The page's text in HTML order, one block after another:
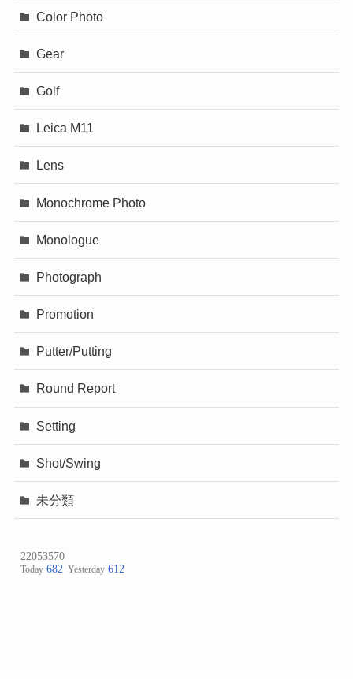
Color Photo
Gear
Golf
Leica M11
Lens
Monochrome Photo
Monologue
Photograph
Promotion
Putter/Putting
Round Report
Setting
Shot/Swing
未分類